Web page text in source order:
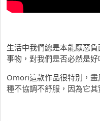
生活中我們總是本能厭惡
事物，對我們是否必然是好
Omori這款作品很特別，
種不協調不舒服，因為它